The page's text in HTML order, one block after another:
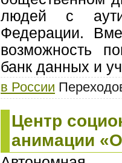
людей с
Федерации.
возможность
банк данных и
в России
Центр
анимации